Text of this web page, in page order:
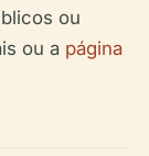
ou
ou a página